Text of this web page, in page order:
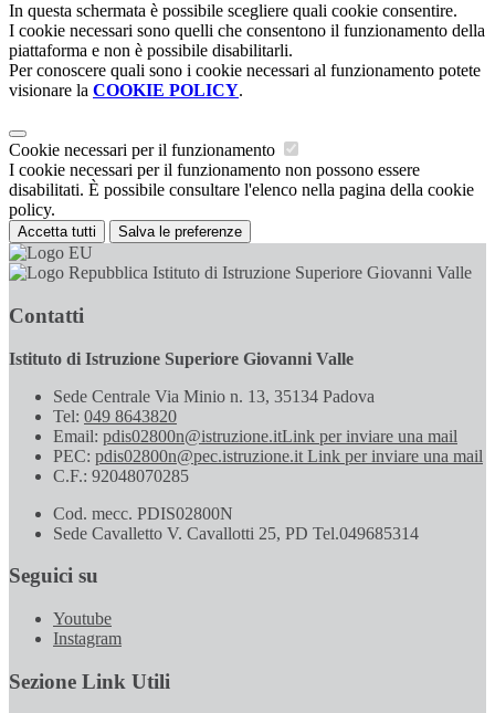
In questa schermata è possibile scegliere quali cookie consentire.
I cookie necessari sono quelli che consentono il funzionamento della
piattaforma e non è possibile disabilitarli.
Per conoscere quali sono i cookie necessari al funzionamento potete
visionare la COOKIE POLICY.
Cookie necessari per il funzionamento
I cookie necessari per il funzionamento non possono essere
disabilitati. È possibile consultare l'elenco nella pagina della cookie
policy.
Accetta tutti Salva le preferenze
Istituto di Istruzione Superiore Giovanni Valle
Contatti
Istituto di Istruzione Superiore Giovanni Valle
Sede Centrale Via Minio n. 13, 35134 Padova
Tel: 049 8643820
Email: pdis02800n@istruzione.itLink per inviare una mail
PEC: pdis02800n@pec.istruzione.it Link per inviare una mail
C.F.: 92048070285
Cod. mecc. PDIS02800N
Sede Cavalletto V. Cavallotti 25, PD Tel.049685314
Seguici su
Youtube
Instagram
Sezione Link Utili